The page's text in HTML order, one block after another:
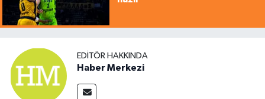
EDITÖR HAKKINDA
Haber Merkezi